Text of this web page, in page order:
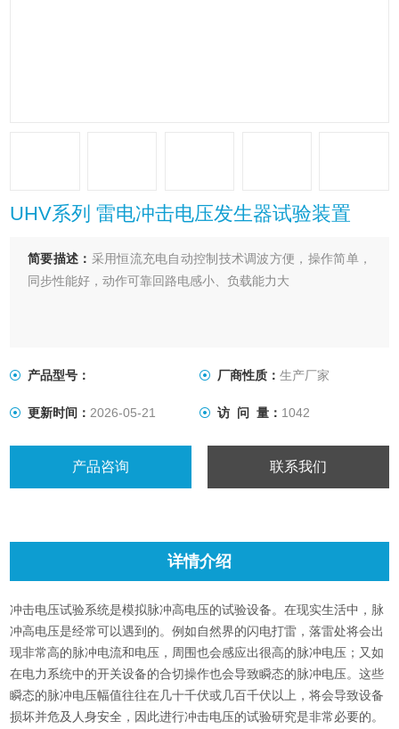
UHV系列 雷电冲击电压发生器试验装置
简要描述： 采用恒流充电自动控制技术调波方便，操作简单，
同步性能好，动作可靠回路电感小、负载能力大
产品型号： 厂商性质： 生产厂家
更新时间： 2026-05-21 访 问 量： 1042
产品咨询 联系我们
详情介绍
冲击电压试验系统是模拟脉冲高电压的试验设备。在现实生活中，脉
冲高电压是经常可以遇到的。例如自然界的闪电打雷，落雷处将会出
现非常高的脉冲电流和电压，周围也会感应出很高的脉冲电压；又如
在电力系统中的开关设备的合切操作也会导致瞬态的脉冲电压。这些
瞬态的脉冲电压幅值往往在几十千伏或几百千伏以上，将会导致设备
损坏并危及人身安全，因此进行冲击电压的试验研究是非常必要的。